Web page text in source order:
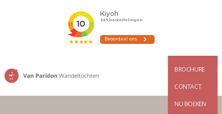
BROCHURE
CONTACT
NU BOEKEN